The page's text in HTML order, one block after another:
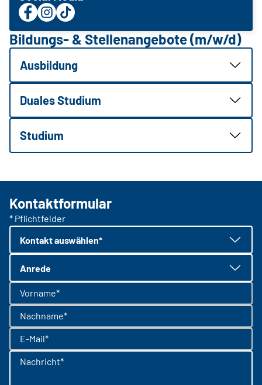
Bildungs- & Stellenangebote (m/w/d)
Ausbildung
Duales Studium
Studium
Kontaktformular
* Pflichtfelder
Kontakt auswählen*
Anrede
Vorname*
Nachname*
E-Mail*
Nachricht*